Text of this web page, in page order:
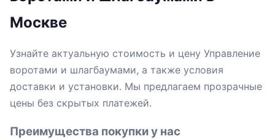
Москве
Узнайте актуальную стоимость и цену Управление
воротами и шлагбаумами, а также условия
доставки и установки. Мы предлагаем прозрачные
цены без скрытых платежей.
Преимущества покупки у нас